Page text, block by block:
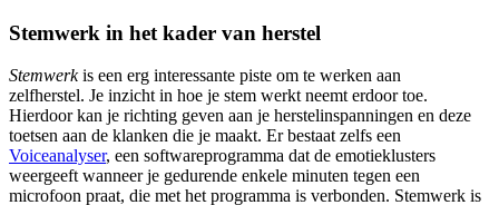
Stemwerk in het kader van herstel
Stemwerkis een erg interessante piste om te werken aan
zelfherstel. Je inzicht in hoe je stem werkt neemt erdoor toe.
Hierdoor kan je richting geven aan je herstelinspanningen en deze
toetsen aan de klanken die je maakt. Er bestaat zelfs een
Voiceanalyser, een softwareprogramma dat de emotieklusters
weergeeft wanneer je gedurende enkele minuten tegen een
microfoon praat, die met het programma is verbonden. Stemwerk is